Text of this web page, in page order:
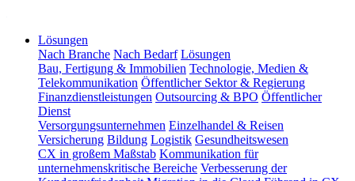
Lösungen
Nach Branche Nach Bedarf Lösungen
Bau, Fertigung & Immobilien Technologie, Medien &
Telekommunikation Öffentlicher Sektor & Regierung
Finanzdienstleistungen Outsourcing & BPO Öffentlicher
Dienst
Versorgungsunternehmen Einzelhandel & Reisen
Versicherung Bildung Logistik Gesundheitswesen
CX in großem Maßstab Kommunikation für
unternehmenskritische Bereiche Verbesserung der